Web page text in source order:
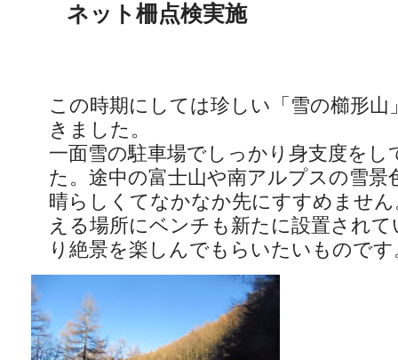
ネット柵点検実施
この時期にしては珍しい「雪の櫛形山
きました。
一面雪の駐車場でしっかり身支度をし
た。途中の富士山や南アルプスの雪景
晴らしくてなかなか先にすすめませ
える場所にベンチも新たに設置され
り絶景を楽しんでもらいたいものです